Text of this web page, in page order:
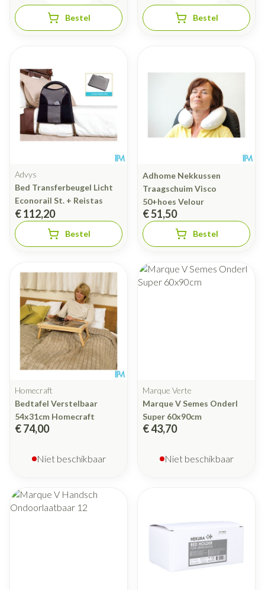
Bestel Bestel
Advys
Bed Transferbeugel Licht
Econorail St. + Reistas
€ 112,20
Bestel
Adhome Nekkussen
Traagschuim Visco
50+hoes Velour
€ 51,50
Bestel
Homecraft
Bedtafel Verstelbaar
54x31cm Homecraft
€ 74,00
Niet beschikbaar
Marque Verte
Marque V Semes Onderl
Super 60x90cm
€ 43,70
Niet beschikbaar